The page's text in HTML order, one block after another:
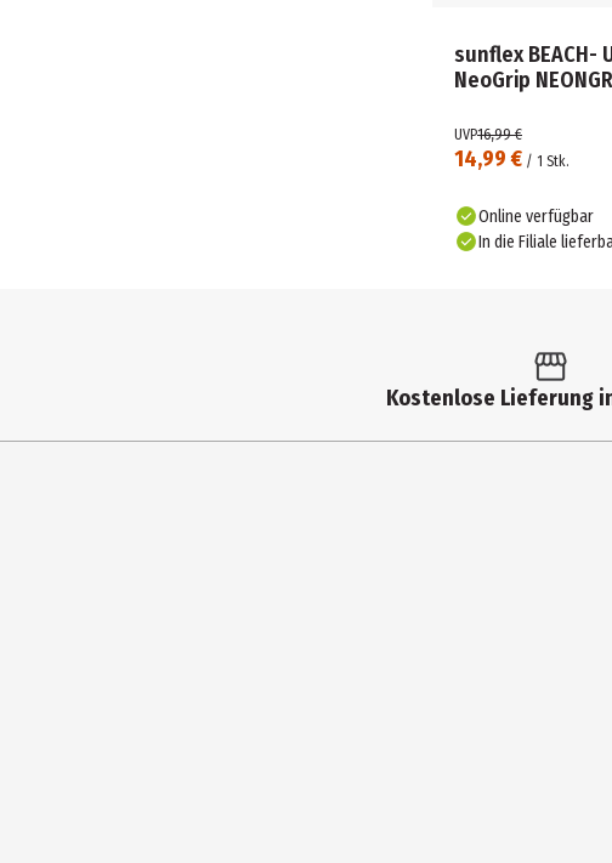
sunflex BEACH-
NeoGrip
14,99 € / 1 Stk.
UVP16,99 €
Online verfügbar
In die Filiale
Kostenlose Lieferung